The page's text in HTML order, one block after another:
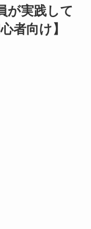
が実践して
者向け】